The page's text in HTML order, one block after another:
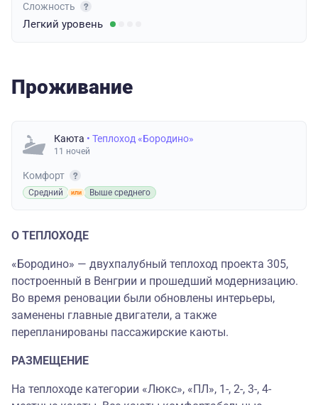
Сложность
Легкий уровень
Проживание
Каюта • Теплоход «Бородино»
11 ночей
Комфорт
Средний Выше среднего
О ТЕПЛОХОДЕ
«Бородино» — двухпалубный теплоход проекта 305,
построенный в Венгрии и прошедший модернизацию.
Во время реновации были обновлены интерьеры,
заменены главные двигатели, а также
перепланированы пассажирские каюты.
РАЗМЕЩЕНИЕ
На теплоходе категории «Люкс», «ПЛ», 1-, 2-, 3-, 4-